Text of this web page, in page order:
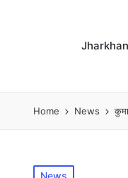
Home News
Posted
News